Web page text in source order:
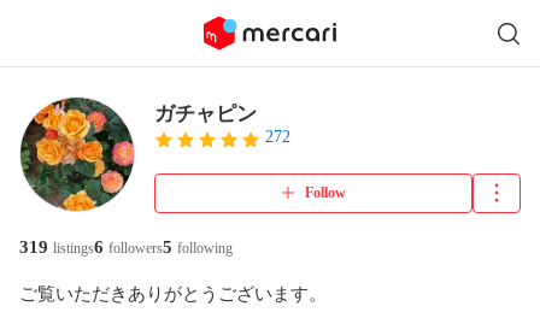
ガチャピン
272
Follow
319 listings6 followers5 following
ご覧いただきありがとうございます。